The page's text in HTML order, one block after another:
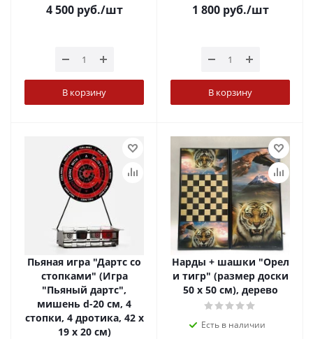
4 500руб./шт
В корзину
1 800руб./шт
В корзину
Пьяная игра "Дартс со
стопками" (Игра
"Пьяный дартс",
мишень d-20 см, 4
стопки, 4 дротика, 42 х
19 х 20 см)
Нарды + шашки "Орел
и тигр" (размер доски
50 х 50 см), дерево
Есть в наличии